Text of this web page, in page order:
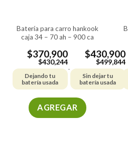
batería para carro hankook
caja 34 – 70 ah – 900 ca
$370,900
$430,244
Dejando tu
batería usada
-
$430,900
$499,844
Sin dejar tu
batería usada
AGREGAR
batería para carro bosch caja